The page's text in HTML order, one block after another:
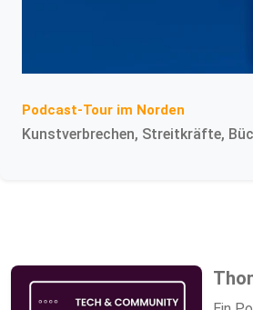
Podcast-Tour im Norden
Kunstverbrechen, Streitkräfte,